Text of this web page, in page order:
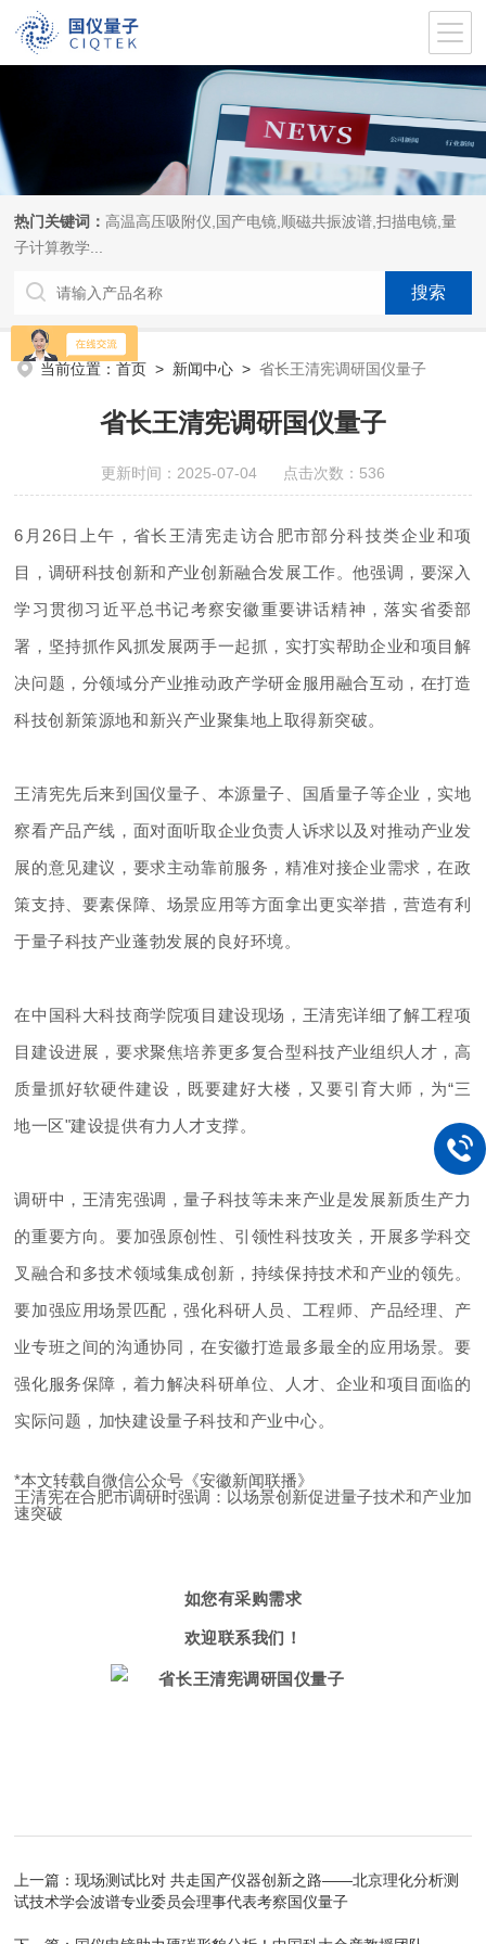
热门关键词： 高温高压吸附仪,国产电镜,顺磁共振波谱,扫描电镜,量
子计算教学...
当前位置：首页 > 新闻中心 >省长王清宪调研国仪量子
省长王清宪调研国仪量子
更新时间：2025-07-04 点击次数：536
6月26日上午，省长王清宪走访合肥市部分科技类企业和项
目，调研科技创新和产业创新融合发展工作。他强调，要深入
学习贯彻习近平总书记考察安徽重要讲话精神，落实省委部
署，坚持抓作风抓发展两手一起抓，实打实帮助企业和项目解
决问题，分领域分产业推动政产学研金服用融合互动，在打造
科技创新策源地和新兴产业聚集地上取得新突破。
王清宪先后来到国仪量子、本源量子、国盾量子等企业，实地
察看产品产线，面对面听取企业负责人诉求以及对推动产业发
展的意见建议，要求主动靠前服务，精准对接企业需求，在政
策支持、要素保障、场景应用等方面拿出更实举措，营造有利
于量子科技产业蓬勃发展的良好环境。
在中国科大科技商学院项目建设现场，王清宪详细了解工程项
目建设进展，要求聚焦培养更多复合型科技产业组织人才，高
质量抓好软硬件建设，既要建好大楼，又要引育大师，为“三
地一区"建设提供有力人才支撑。
调研中，王清宪强调，量子科技等未来产业是发展新质生产力
的重要方向。要加强原创性、引领性科技攻关，开展多学科交
叉融合和多技术领域集成创新，持续保持技术和产业的领先。
要加强应用场景匹配，强化科研人员、工程师、产品经理、产
业专班之间的沟通协同，在安徽打造最多最全的应用场景。要
强化服务保障，着力解决科研单位、人才、企业和项目面临的
实际问题，加快建设量子科技和产业中心。
*本文转载自微信公众号《安徽新闻联播》
王清宪在合肥市调研时强调：以场景创新促进量子技术和产业加
速突破
如您有采购需求
欢迎联系我们！
上一篇：现场测试比对 共走国产仪器创新之路——北京理化分析测
试技术学会波谱专业委员会理事代表考察国仪量子